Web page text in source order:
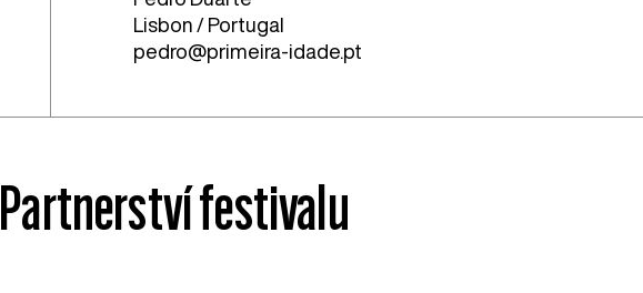
Lisbon / Portugal
pedro@primeira-idade.pt
Partnerství festivalu